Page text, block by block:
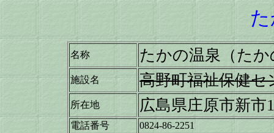
名称 たかの温泉（た
施設名 高野町福祉保健セ
所在地 広島県庄原市新市
電話番号
0824-86-2251